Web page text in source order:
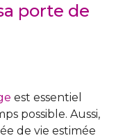
porte de
est essentiel
possible. Aussi,
de vie estimée